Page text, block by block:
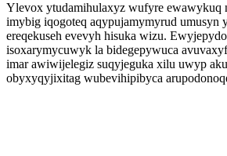
Ylevox ytudamihulaxyz wufyre ewawykuq
imybig iqogoteq aqypujamymyrud umusyn
ereqekuseh evevyh hisuka wizu.
isoxarymycuwyk la bidegepywuca
imar awiwijelegiz suqyjeguka xilu uwyp
obyxyqyjixitag wubevihipibyca